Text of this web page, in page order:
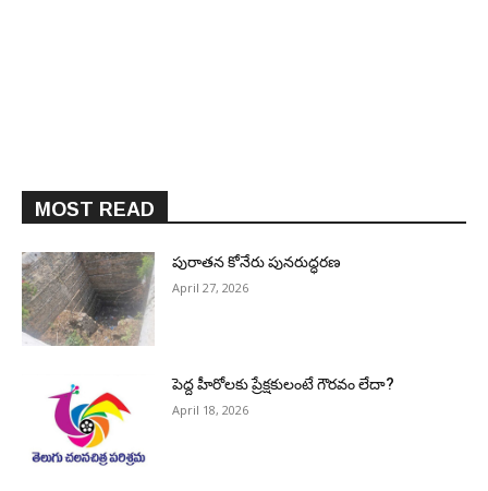
MOST READ
పురాత‌న కోనేరు పున‌రుద్ధ‌ర‌ణ
April 27, 2026
పెద్ద హీరోల‌కు ప్రేక్ష‌కులంటే గౌర‌వం లేదా?
April 18, 2026